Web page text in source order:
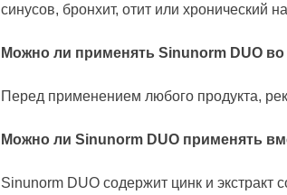
синусов, бронхит, отит или хронический
Можно ли применять Sinunorm DUO
Перед применением любого продукта,
Можно ли Sinunorm DUO применять
Sinunorm DUO содержит цинк и экстракт